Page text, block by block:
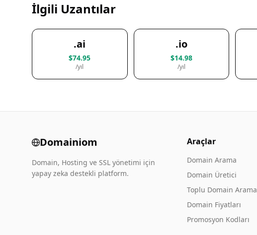
İlgili Uzantılar
.ai
$74.95
/yıl
.io
$14.98
/yıl
Domainiom
Domain, Hosting ve SSL yönetimi için
yapay zeka destekli platform.
Araçlar
Domain Arama
Domain Üretici
Toplu Domain Arama
Domain Fiyatları
Promosyon Kodları